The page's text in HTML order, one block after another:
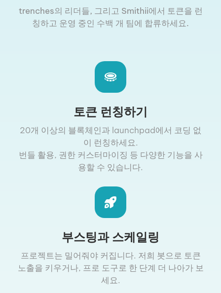
trenches의 리더들, 그리고 Smithii에서 토큰을 런
칭하고 운영 중인 수백 개 팀에 합류하세요.
토큰 런칭하기
20개 이상의 블록체인과 launchpad에서 코딩 없
이 런칭하세요.
번들 활용, 권한 커스터마이징 등 다양한 기능을 사
용할 수 있습니다.
부스팅과 스케일링
프로젝트는 밀어줘야 커집니다. 저희 봇으로 토큰
노출을 키우거나, 프로 도구로 한 단계 더 나아가 보
세요.